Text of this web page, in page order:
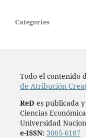
Categories
Todo el contenido
de Atribución
ReD es publicada
Ciencias
Universidad
e-ISSN: 3005-6187